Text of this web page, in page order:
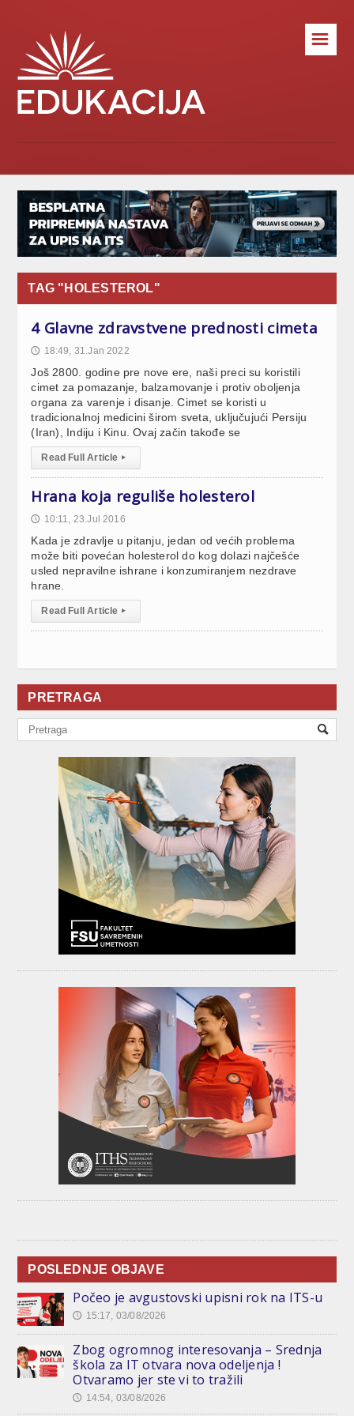
☰
TAG "HOLESTEROL"
4 Glavne zdravstvene prednosti cimeta
🕔 18:49, 31.Jan 2022
Još 2800. godine pre nove ere, naši preci su koristili
cimet za pomazanje, balzamovanje i protiv oboljenja
organa za varenje i disanje. Cimet se koristi u
tradicionalnoj medicini širom sveta, uključujući Persiju
(Iran), Indiju i Kinu. Ovaj začin takođe se
Read Full Article ▸
Hrana koja reguliše holesterol
🕔 10:11, 23.Jul 2016
Kada je zdravlje u pitanju, jedan od većih problema
može biti povećan holesterol do kog dolazi najčešće
usled nepravilne ishrane i konzumiranjem nezdrave
hrane.
Read Full Article ▸
PRETRAGA
POSLEDNJE OBJAVE
Počeo je avgustovski upisni rok na ITS-u
🕔 15:17, 03/08/2026
Zbog ogromnog interesovanja – Srednja
škola za IT otvara nova odeljenja !
Otvaramo jer ste vi to tražili
🕔 14:54, 03/08/2026